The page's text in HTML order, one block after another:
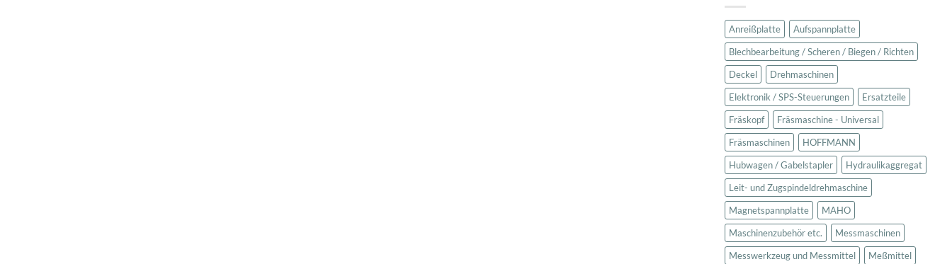
Anreißplatte
Aufspannplatte
Blechbearbeitung / Scheren / Biegen / Richten
Deckel
Drehmaschinen
Elektronik / SPS-Steuerungen
Ersatzteile
Fräskopf
Fräsmaschine - Universal
Fräsmaschinen
HOFFMANN
Hubwagen / Gabelstapler
Hydraulikaggregat
Leit- und Zugspindeldrehmaschine
Magnetspannplatte
MAHO
Maschinenzubehör etc.
Messmaschinen
Messwerkzeug und Messmittel
Meßmittel